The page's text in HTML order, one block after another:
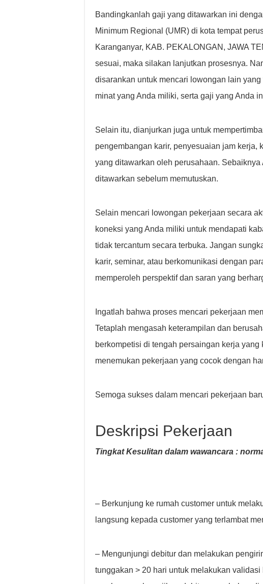
Bandingkanlah gaji yang ditawarkan ini
Minimum Regional (UMR) di kota tempat
Karanganyar, KAB. PEKALONGAN, JAWA
sesuai, maka silakan lanjutkan prosesnya.
disarankan untuk mencari lowongan lain
minat yang Anda miliki, serta gaji yang Anda
Selain itu, dianjurkan juga untuk
pengembangan karir, penyesuaian jam kerja,
yang ditawarkan oleh perusahaan.
ditawarkan sebelum memutuskan.
Selain mencari lowongan pekerjaan secara
koneksi yang Anda miliki untuk mendapati
tidak tercantum secara terbuka. Jangan
karir, seminar, atau berkomunikasi dengan
memperoleh perspektif dan saran yang
Ingatlah bahwa proses mencari pekerjaan
Tetaplah mengasah keterampilan dan
berkompetisi di tengah persaingan kerja yang
menemukan pekerjaan yang cocok dengan
Semoga sukses dalam mencari pekerjaan
Deskripsi Pekerjaan
Tingkat Kesulitan dalam wawancara :
– Berkunjung ke rumah customer untuk
langsung kepada customer yang terlambat
– Mengunjungi debitur dan melakukan
tunggakan > 20 hari untuk melakukan